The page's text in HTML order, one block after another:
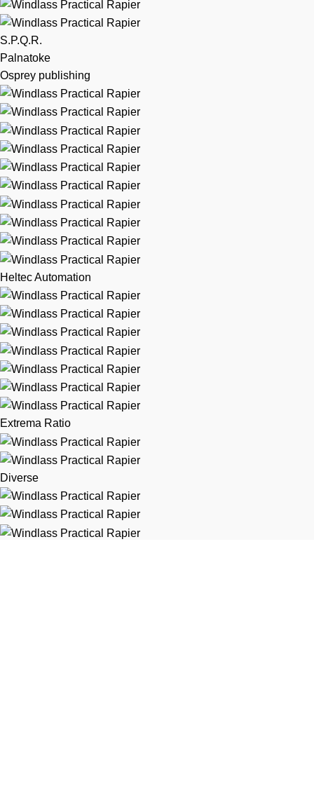
S.P.Q.R.
Palnatoke
Osprey publishing
Heltec Automation
Extrema Ratio
Diverse